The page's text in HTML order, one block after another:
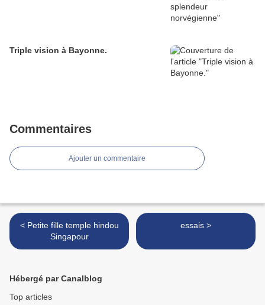
Triple vision à Bayonne.
Commentaires
Ajouter un commentaire
< Petite fille temple hindou
Singapour
essais >
Hébergé par Canalblog
Top articles